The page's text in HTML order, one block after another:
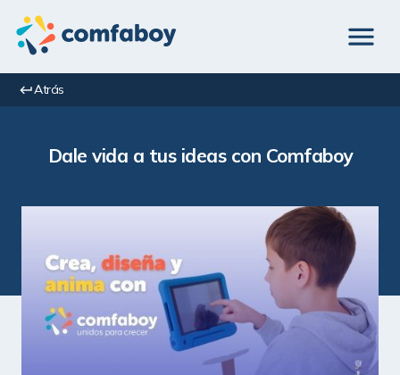
Atrás
Dale vida a tus ideas con Comfaboy